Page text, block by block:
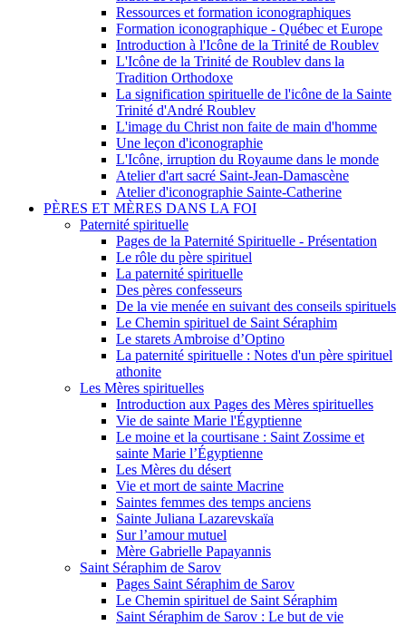
Ressources et formation iconographiques
Formation iconographique - Québec et Europe
Introduction à l'Icône de la Trinité de Roublev
L'Icône de la Trinité de Roublev dans la
Tradition Orthodoxe
La signification spirituelle de l'icône de la Sainte
Trinité d'André Roublev
L'image du Christ non faite de main d'homme
Une leçon d'iconographie
L'Icône, irruption du Royaume dans le monde
Atelier d'art sacré Saint-Jean-Damascène
Atelier d'iconographie Sainte-Catherine
PÈRES ET MÈRES DANS LA FOI
Paternité spirituelle
Pages de la Paternité Spirituelle - Présentation
Le rôle du père spirituel
La paternité spirituelle
Des pères confesseurs
De la vie menée en suivant des conseils spirituels
Le Chemin spirituel de Saint Séraphim
Le starets Ambroise d’Optino
La paternité spirituelle : Notes d'un père spirituel
athonite
Les Mères spirituelles
Introduction aux Pages des Mères spirituelles
Vie de sainte Marie l'Égyptienne
Le moine et la courtisane : Saint Zossime et
sainte Marie l’Égyptienne
Les Mères du désert
Vie et mort de sainte Macrine
Saintes femmes des temps anciens
Sainte Juliana Lazarevskaïa
Sur l’amour mutuel
Mère Gabrielle Papayannis
Saint Séraphim de Sarov
Pages Saint Séraphim de Sarov
Le Chemin spirituel de Saint Séraphim
Saint Séraphim de Sarov : Le but de vie